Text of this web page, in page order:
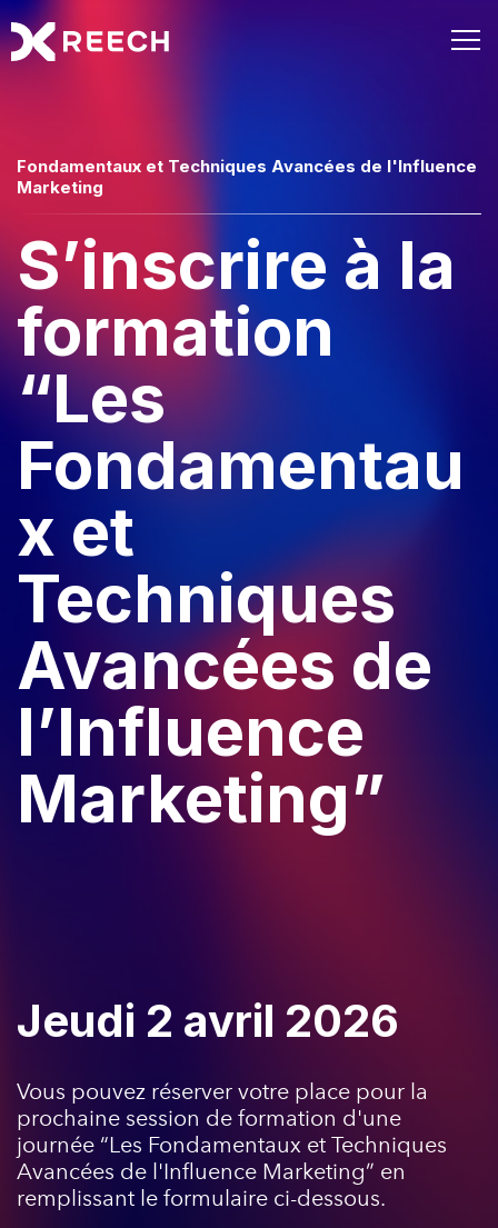
Fondamentaux et Techniques Avancées de l'Influence
Marketing
S’inscrire à la
formation
“Les
Fondamentau
x et
Techniques
Avancées de
l’Influence
Marketing”
Jeudi 2 avril 2026
Vous pouvez réserver votre place pour la
prochaine session de formation d'une
journée “Les Fondamentaux et Techniques
Avancées de l'Influence Marketing” en
remplissant le formulaire ci-dessous.